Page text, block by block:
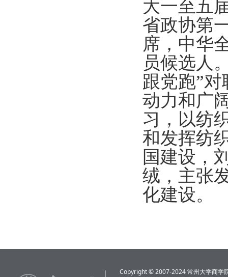
大一至五
省政协第
席，中华
员候选人
跟党跑”对
动力和广
习， 以纺
和发挥纺
国建设，
绒，主张
化建设。
Copyright © 2007-2024 常州大学商学